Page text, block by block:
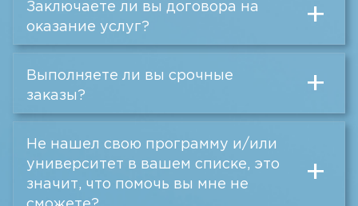
Заключаете ли вы договора на
оказание услуг?
+
Выполняете ли вы срочные
заказы?
+
Не нашел свою программу и/или
университет в вашем списке, это
значит, что помочь вы мне не
+